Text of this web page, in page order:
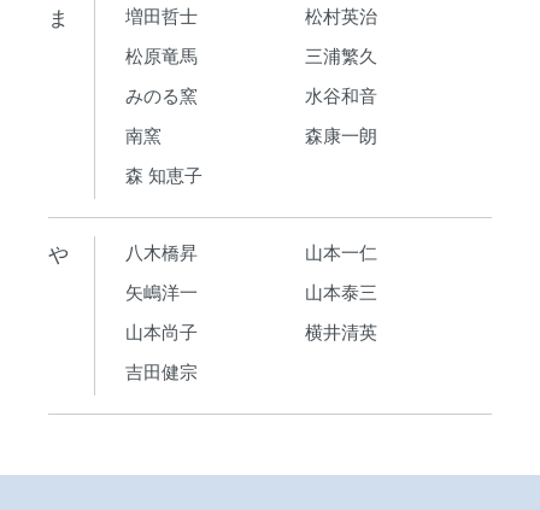
ま 増田哲士
松村英治
松原竜馬
三浦繁久
みのる窯
水谷和音
南窯
森康一朗
森 知恵子
や 八木橋昇
山本一仁
矢嶋洋一
山本泰三
山本尚子
横井清英
吉田健宗